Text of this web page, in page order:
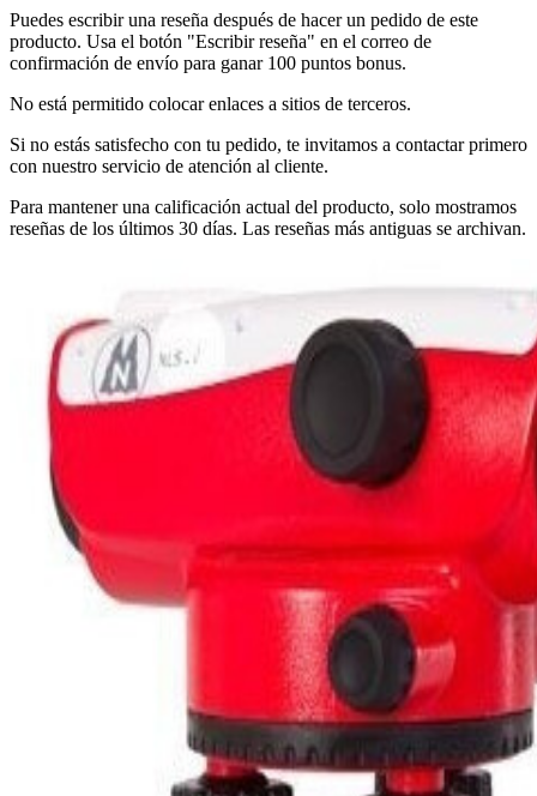
Puedes escribir una reseña después de hacer un pedido de este
producto. Usa el botón "Escribir reseña" en el correo de
confirmación de envío para ganar 100 puntos bonus.
No está permitido colocar enlaces a sitios de terceros.
Si no estás satisfecho con tu pedido, te invitamos a contactar primero
con nuestro servicio de atención al cliente.
Para mantener una calificación actual del producto, solo mostramos
reseñas de los últimos 30 días. Las reseñas más antiguas se archivan.